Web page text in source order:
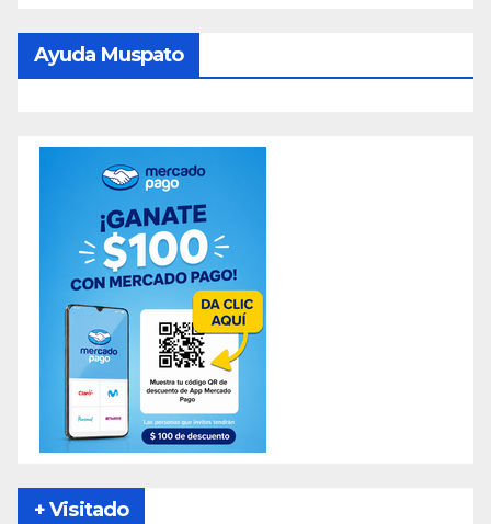
Ayuda Muspato
+ Visitado